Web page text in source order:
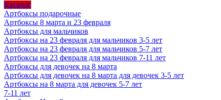
Каталог
Артбоксы подарочные
Артбоксы 8 марта и 23 февраля
Артбоксы для мальчиков
Артбоксы на 23 февраля для мальчиков 3-5 лет
Артбоксы на 23 февраля для мальчиков 5-7 лет
Артбоксы на 23 февраля для мальчиков 7-11 лет
Артбоксы для девочек на 8 марта
Артбоксы для девочек на 8 марта для девочек 3-5 лет
Артбоксы на 8 марта для девочек 5-7 лет
7-11 лет